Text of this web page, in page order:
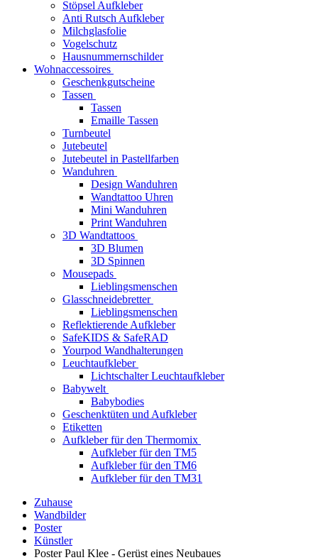
Stöpsel Aufkleber
Anti Rutsch Aufkleber
Milchglasfolie
Vogelschutz
Hausnummernschilder
Wohnaccessoires
Geschenkgutscheine
Tassen
Tassen
Emaille Tassen
Turnbeutel
Jutebeutel
Jutebeutel in Pastellfarben
Wanduhren
Design Wanduhren
Wandtattoo Uhren
Mini Wanduhren
Print Wanduhren
3D Wandtattoos
3D Blumen
3D Spinnen
Mousepads
Lieblingsmenschen
Glasschneidebretter
Lieblingsmenschen
Reflektierende Aufkleber
SafeKIDS & SafeRAD
Yourpod Wandhalterungen
Leuchtaufkleber
Lichtschalter Leuchtaufkleber
Babywelt
Babybodies
Geschenktüten und Aufkleber
Etiketten
Aufkleber für den Thermomix
Aufkleber für den TM5
Aufkleber für den TM6
Aufkleber für den TM31
Zuhause
Wandbilder
Poster
Künstler
Poster Paul Klee - Gerüst eines Neubaues